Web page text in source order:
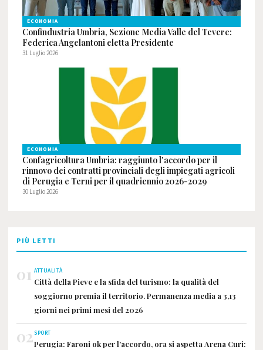
ECONOMIA
Confindustria Umbria, Sezione Media Valle del Tevere:
Federica Angelantoni eletta Presidente
31 Luglio 2026
ECONOMIA
Confagricoltura Umbria: raggiunto l'accordo per il
rinnovo dei contratti provinciali degli impiegati agricoli
di Perugia e Terni per il quadriennio 2026-2029
30 Luglio 2026
PIÙ LETTI
01 ATTUALITÀ
Città della Pieve e la sfida del turismo: la qualità del
soggiorno premia il territorio. Permanenza media a 3,13
giorni nei primi mesi del 2026
02SPORT
Perugia: Faroni ok per l’accordo, ora si aspetta Arena Curi: